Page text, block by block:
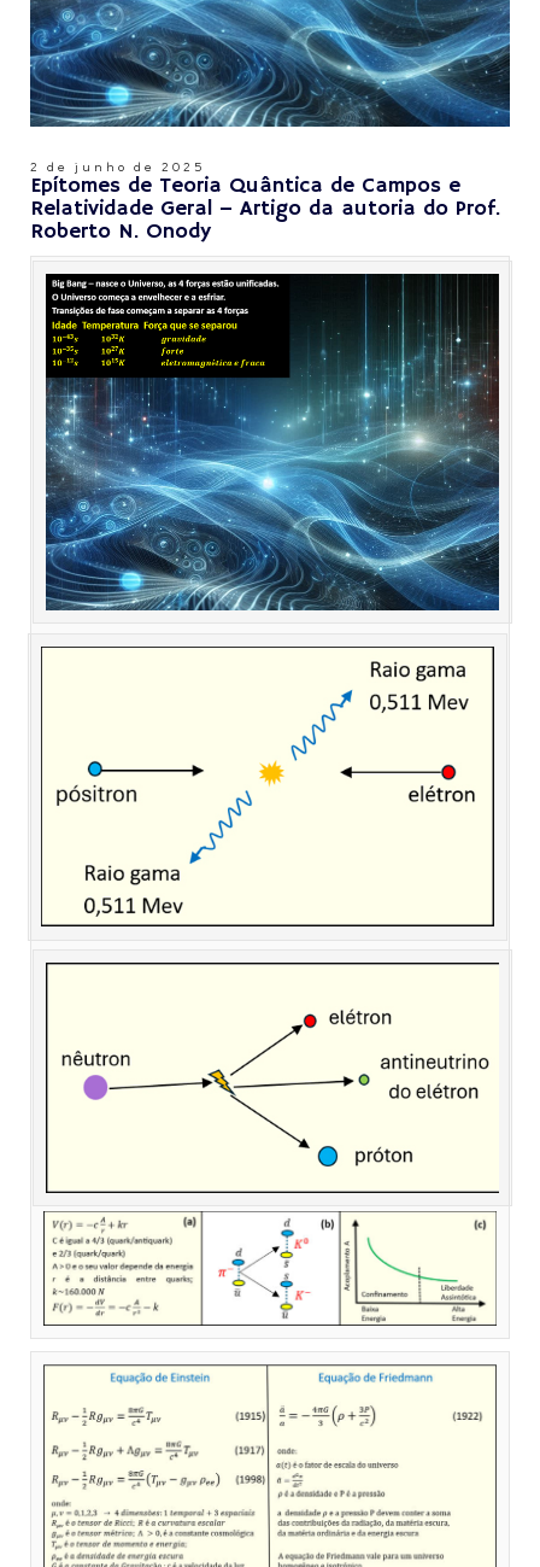
2 de junho de 2025
Epítomes de Teoria Quântica de Campos e
Relatividade Geral – Artigo da autoria do Prof.
Roberto N. Onody